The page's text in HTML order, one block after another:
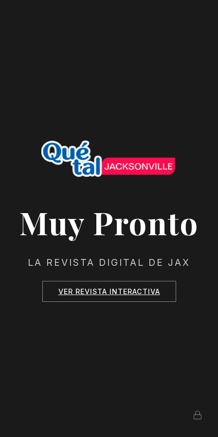
Muy Pronto
LA REVISTA DIGITAL DE JAX
VER REVISTA INTERACTIVA